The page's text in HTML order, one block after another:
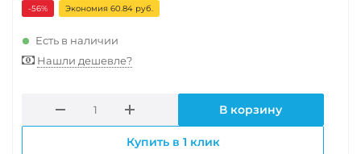
-56% Экономия 60.84 руб.
Есть в наличии
Нашли дешевле?
В корзину
Купить в 1 клик